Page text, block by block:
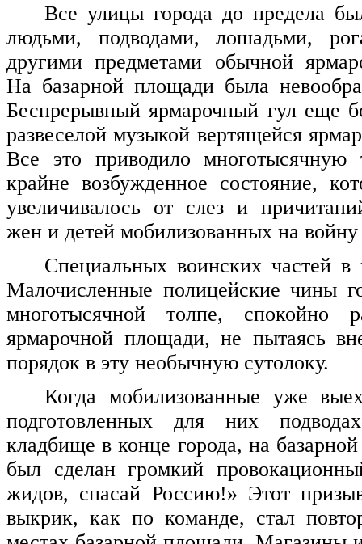
Все улицы города до предела
людьми, подводами, лошадьми,
другими предметами обычной
На базарной площади была
Беспрерывный ярмарочный гул еще
развеселой музыкой вертящейся
Все это приводило многотысячную
крайне возбужденное состояние,
увеличивалось от слез и
жен и детей мобилизованных на
Специальных воинских частей в
Малочисленные полицейские чины
многотысячной толпе, спокойно
ярмарочной площади, не пытаясь
порядок в эту необычную сутолоку.
Когда мобилизованные уже
подготовленных для них
кладбище в конце города, на
был сделан громкий
жидов, спасай Россию!» Этот
выкрик, как по команде, стал